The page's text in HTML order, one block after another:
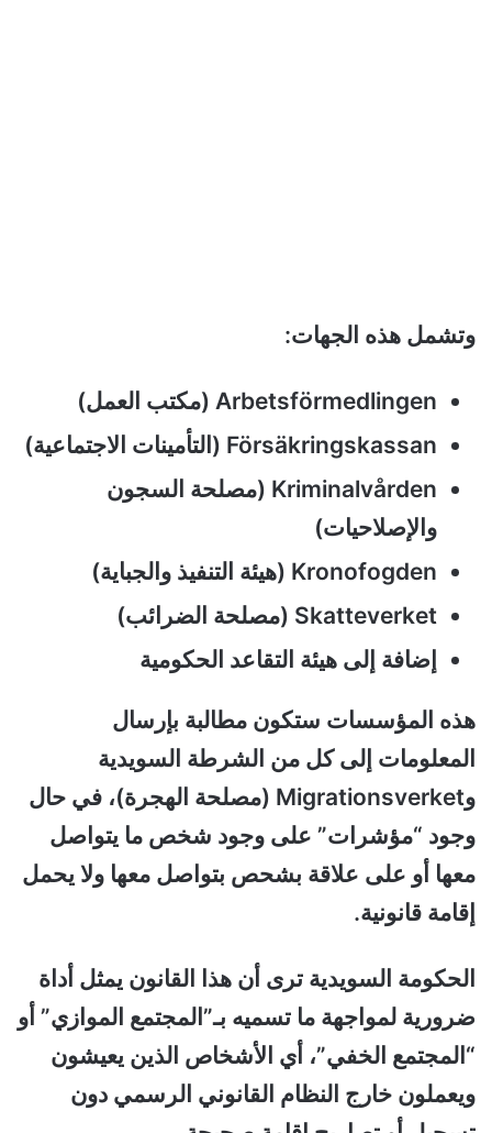
وتشمل هذه الجهات:
Arbetsförmedlingen (مكتب العمل)
Försäkringskassan (التأمينات الاجتماعية)
Kriminalvården (مصلحة السجون
والإصلاحيات)
Kronofogden (هيئة التنفيذ والجباية)
Skatteverket (مصلحة الضرائب)
إضافة إلى هيئة التقاعد الحكومية
هذه المؤسسات ستكون مطالبة بإرسال
المعلومات إلى كل من الشرطة السويدية
وMigrationsverket (مصلحة الهجرة)، في حال
وجود “مؤشرات” على وجود شخص ما يتواصل
معها أو على علاقة بشحص بتواصل معها ولا يحمل
إقامة قانونية.
الحكومة السويدية ترى أن هذا القانون يمثل أداة
ضرورية لمواجهة ما تسميه بـ”المجتمع الموازي” أو
“المجتمع الخفي”، أي الأشخاص الذين يعيشون
ويعملون خارج النظام القانوني الرسمي دون